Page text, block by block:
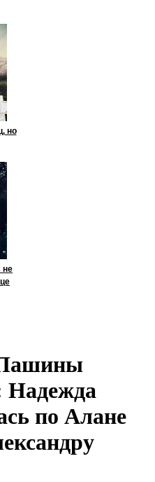
но
не
Пашины
Надежда
по Алане